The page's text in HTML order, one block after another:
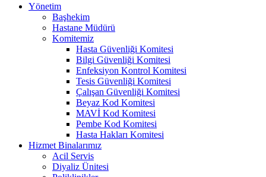
Yönetim
Başhekim
Hastane Müdürü
Komitemiz
Hasta Güvenliği Komitesi
Bilgi Güvenliği Komitesi
Enfeksiyon Kontrol Komitesi
Tesis Güvenliği Komitesi
Çalışan Güvenliği Komitesi
Beyaz Kod Komitesi
MAVİ Kod Komitesi
Pembe Kod Komitesi
Hasta Hakları Komitesi
Hizmet Binalarımız
Acil Servis
Diyaliz Ünitesi